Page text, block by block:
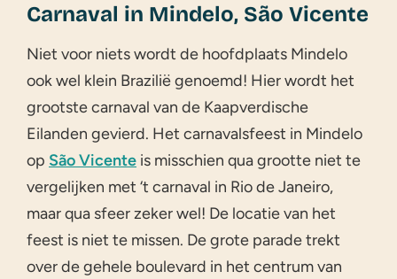
Carnaval in Mindelo, São Vicente
Niet voor niets wordt de hoofdplaats Mindelo
ook wel klein Brazilië genoemd! Hier wordt het
grootste carnaval van de Kaapverdische
Eilanden gevierd. Het carnavalsfeest in Mindelo
op São Vicente is misschien qua grootte niet te
vergelijken met ‘t carnaval in Rio de Janeiro,
maar qua sfeer zeker wel! De locatie van het
feest is niet te missen. De grote parade trekt
over de gehele boulevard in het centrum van